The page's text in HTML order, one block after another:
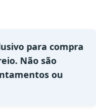
para compra
Não são
ou